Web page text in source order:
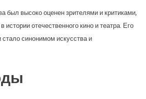
был высоко оценен зрителями и критиками,
истории отечественного кино и театра. Его
синонимом искусства и